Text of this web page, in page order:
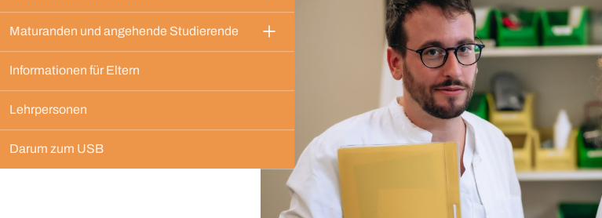
Maturanden und angehende Studierende
Informationen für Eltern
Lehrpersonen
Darum zum USB